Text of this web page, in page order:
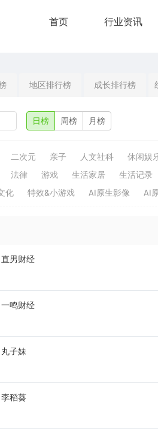
首页 行业资讯
地区排行榜 成长排行榜
日榜 周榜 月榜
二次元 亲子 人文社科
休闲娱
法律 游戏 生活家居
生活记录
化 特效&小游戏 AI原生影像 AI
直男财经
一鸣财经
丸子妹
李稻葵